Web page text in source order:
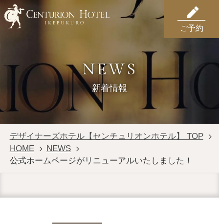
ご予約
NEWS
新着情報
デザイナーズホテル【センチュリオンホテル】 TOP
HOME
NEWS
公式ホームページがリニューアルいたしました！